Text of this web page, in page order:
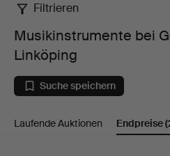
bei
Gomér
Filtrieren
Musikinstrumente bei
Linköping
Suche speichern
Laufende Auktionen Endpreise